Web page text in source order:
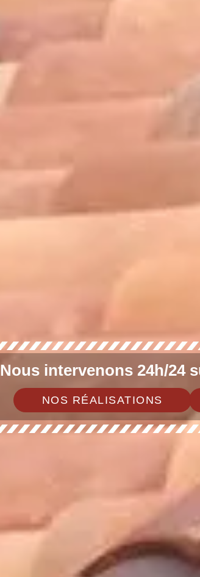
Nous intervenons 24h/24
NOS RÉALISATIONS